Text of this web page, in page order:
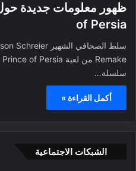
of Persia
سلسلة…
أكمل القراءة »
الشبكات الاجتماعية